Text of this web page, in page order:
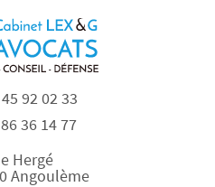
92 02 33
36 14 77
Hergé
Angoulème